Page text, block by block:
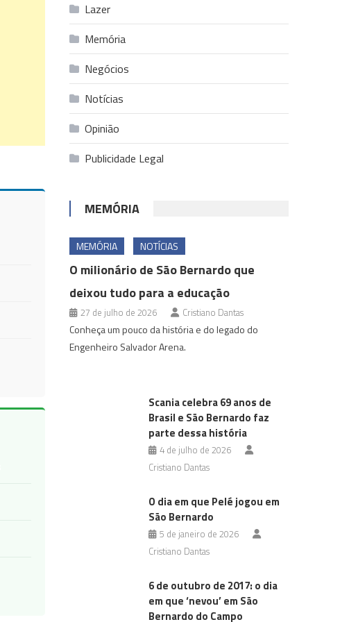
Lazer
Memória
Negócios
Notícias
Opinião
Publicidade Legal
MEMÓRIA
MEMÓRIA NOTÍCIAS
O milionário de São Bernardo que
deixou tudo para a educação
27 de julho de 2026 Cristiano Dantas
Conheça um pouco da história e do legado do
Engenheiro Salvador Arena.
Scania celebra 69 anos de
Brasil e São Bernardo faz
parte dessa história
4 de julho de 2026
Cristiano Dantas
O dia em que Pelé jogou em
São Bernardo
5 de janeiro de 2026
Cristiano Dantas
6 de outubro de 2017: o dia
em que ‘nevou’ em São
Bernardo do Campo